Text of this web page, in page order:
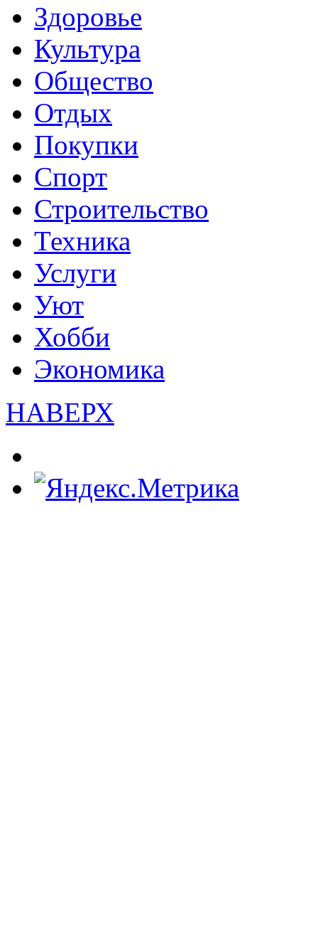
Здоровье
Культура
Общество
Отдых
Покупки
Спорт
Строительство
Техника
Услуги
Уют
Хобби
Экономика
НАВЕРХ